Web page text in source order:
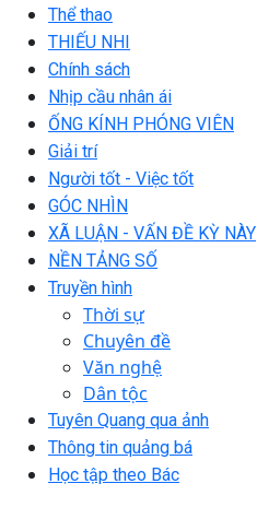
Thể thao
THIẾU NHI
Chính sách
Nhịp cầu nhân ái
ỐNG KÍNH PHÓNG VIÊN
Giải trí
Người tốt - Việc tốt
GÓC NHÌN
XÃ LUẬN - VẤN ĐỀ KỲ NÀY
NỀN TẢNG SỐ
Truyền hình
Thời sự
Chuyên đề
Văn nghệ
Dân tộc
Tuyên Quang qua ảnh
Thông tin quảng bá
Học tập theo Bác